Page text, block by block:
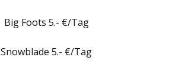
Big Foots 5.- €/Tag
Snowblade 5.- €/Tag